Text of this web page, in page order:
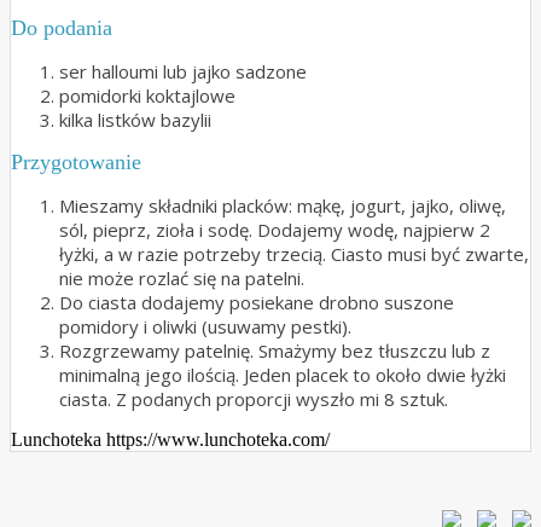
Do podania
ser halloumi lub jajko sadzone
pomidorki koktajlowe
kilka listków bazylii
Przygotowanie
Mieszamy składniki placków: mąkę, jogurt, jajko, oliwę,
sól, pieprz, zioła i sodę. Dodajemy wodę, najpierw 2
łyżki, a w razie potrzeby trzecią. Ciasto musi być zwarte,
nie może rozlać się na patelni.
Do ciasta dodajemy posiekane drobno suszone
pomidory i oliwki (usuwamy pestki).
Rozgrzewamy patelnię. Smażymy bez tłuszczu lub z
minimalną jego ilością. Jeden placek to około dwie łyżki
ciasta. Z podanych proporcji wyszło mi 8 sztuk.
Lunchoteka https://www.lunchoteka.com/